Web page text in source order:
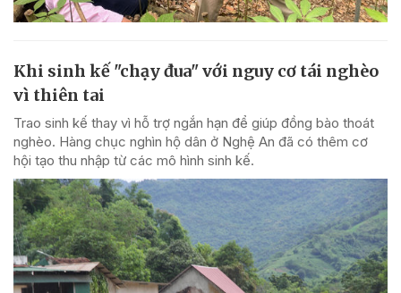
Khi sinh kế "chạy đua" với nguy cơ tái nghèo
vì thiên tai
Trao sinh kế thay vì hỗ trợ ngắn hạn để giúp đồng bào thoát
nghèo. Hàng chục nghìn hộ dân ở Nghệ An đã có thêm cơ
hội tạo thu nhập từ các mô hình sinh kế.